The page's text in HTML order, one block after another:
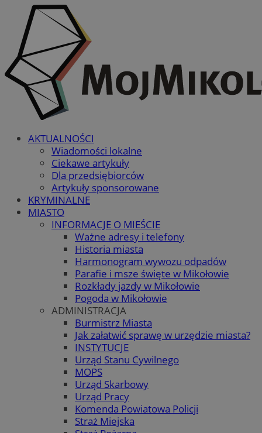
AKTUALNOŚCI
Wiadomości lokalne
Ciekawe artykuły
Dla przedsiębiorców
Artykuły sponsorowane
KRYMINALNE
MIASTO
INFORMACJE O MIEŚCIE
Ważne adresy i telefony
Historia miasta
Harmonogram wywozu odpadów
Parafie i msze święte w Mikołowie
Rozkłady jazdy w Mikołowie
Pogoda w Mikołowie
ADMINISTRACJA
Burmistrz Miasta
Jak załatwić sprawę w urzędzie miasta?
INSTYTUCJE
Urząd Stanu Cywilnego
MOPS
Urząd Skarbowy
Urząd Pracy
Komenda Powiatowa Policji
Straż Miejska